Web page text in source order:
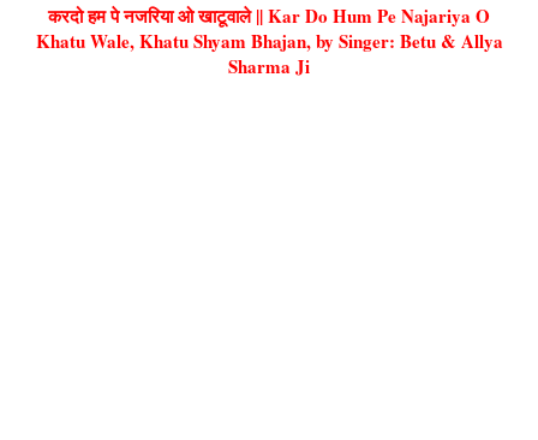
करदो हम पे नजरिया ओ खाटूवाले || Kar Do Hum Pe Najariya O
Khatu Wale, Khatu Shyam Bhajan, by Singer: Betu & Allya
Sharma Ji